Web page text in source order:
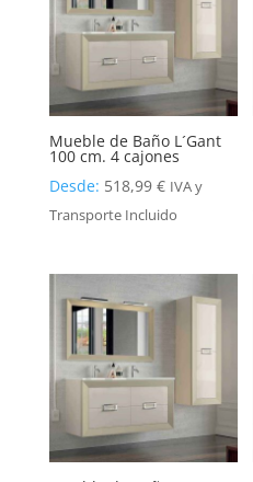
Mueble de Baño L´Gant
100 cm. 4 cajones
Desde: 518,99 € IVA y
Transporte Incluido